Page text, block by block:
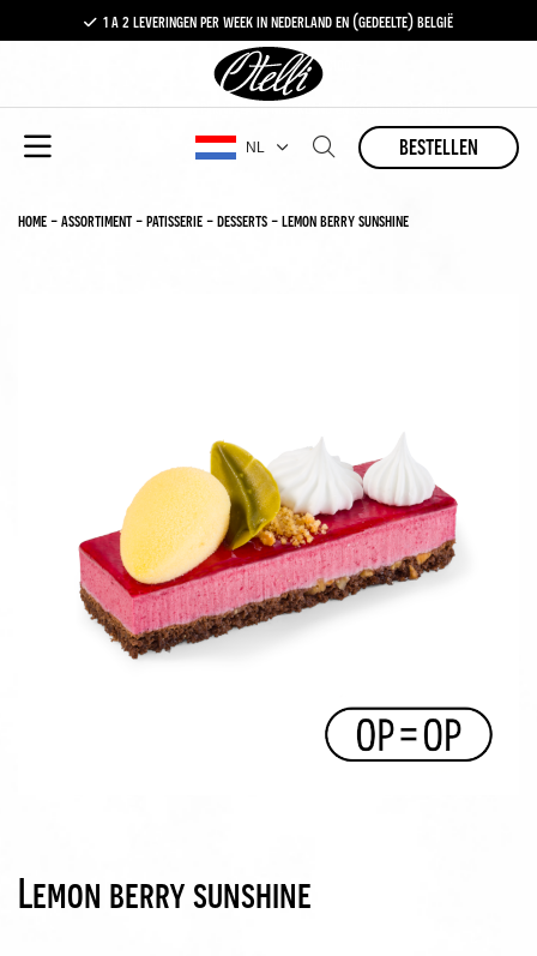
1 a 2 leveringen per week in nederland en (gedeelte) belgië
gratis levering vanaf €100,-
1 a 2 leveringen per week in nederland en (gedeelte) belgië
NL bestellen
home-assortiment-patisserie-desserts-lemon berry sunshine
Lemon berry sunshine